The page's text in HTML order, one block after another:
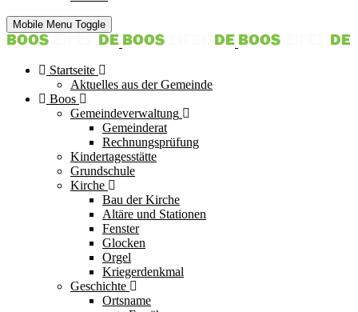
Mobile Menu Toggle
Startseite
Aktuelles aus der Gemeinde
Boos
Gemeindeverwaltung
Gemeinderat
Rechnungsprüfung
Kindertagesstätte
Grundschule
Kirche
Bau der Kirche
Altäre und Stationen
Fenster
Glocken
Orgel
Kriegerdenkmal
Geschichte
Ortsname